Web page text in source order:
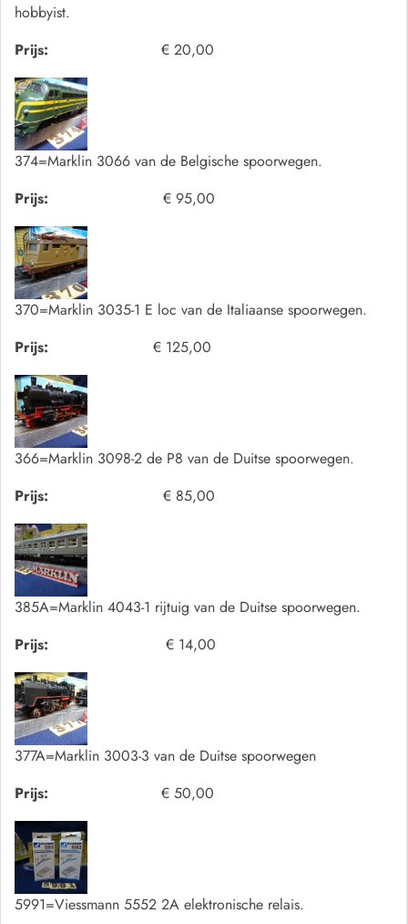
hobbyist.
Prijs:
€ 20,00
374=Marklin 3066 van de Belgische spoorwegen.
Prijs:
€ 95,00
370=Marklin 3035-1 E loc van de Italiaanse spoorwegen.
Prijs:
€ 125,00
366=Marklin 3098-2 de P8 van de Duitse spoorwegen.
Prijs:
€ 85,00
385A=Marklin 4043-1 rijtuig van de Duitse spoorwegen.
Prijs:
€ 14,00
377A=Marklin 3003-3 van de Duitse spoorwegen
Prijs:
€ 50,00
5991=Viessmann 5552 2A elektronische relais.